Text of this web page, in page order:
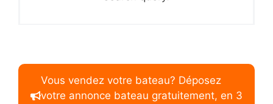
Vous vendez votre bateau? Déposez
votre annonce bateau gratuitement, en 3